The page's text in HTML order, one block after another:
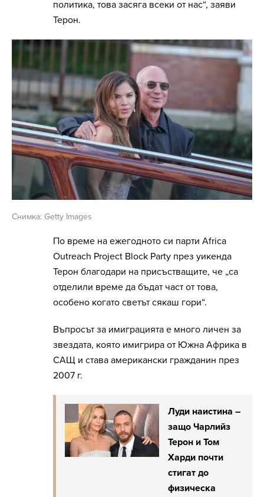
политика, това засяга всеки от нас“, заяви
Терон.
Снимка: Getty Images
По време на ежегодното си парти Africa
Outreach Project Block Party през уикенда
Терон благодари на присъстващите, че „са
отделили време да бъдат част от това,
особено когато светът сякаш гори“.
Въпросът за имиграцията е много личен за
звездата, която имигрира от Южна Африка в
САЩ и става американски гражданин през
2007 г.
Луди наистина –
защо Чарлийз
Терон и Том
Харди почти
стигат до
физическа